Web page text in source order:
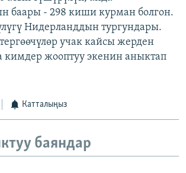
баары - 298 киши курман болгон.
Нидерланддын тургундары.
учак кайсы жерден
кимдер жооптуу экенин аныктап
Катталыңыз
баяндар